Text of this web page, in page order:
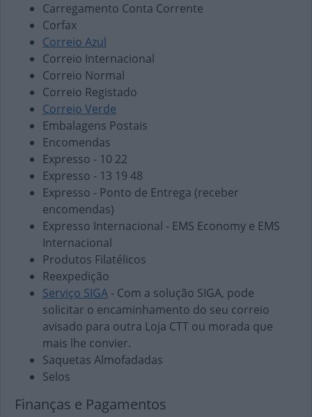
Carregamento Conta Corrente
Corfax
Correio Azul
Correio Internacional
Correio Normal
Correio Registado
Correio Verde
Embalagens Postais
Encomendas
Expresso - 10 22
Expresso - 13 19 48
Expresso - Ponto de Entrega (receber
encomendas)
Expresso Internacional - EMS Economy e EMS
Internacional
Produtos Filatélicos
Reexpedição
Serviço SIGA - Com a solução SIGA, pode
solicitar o encaminhamento do seu correio
avisado para outra Loja CTT ou morada que
mais lhe convier.
Saquetas Almofadadas
Selos
Finanças e Pagamentos